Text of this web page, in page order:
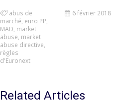
abus de
marché euro PP
MAD market
abuse market
abuse directive
règles
d'Euronext
6 février 2018
Related Articles